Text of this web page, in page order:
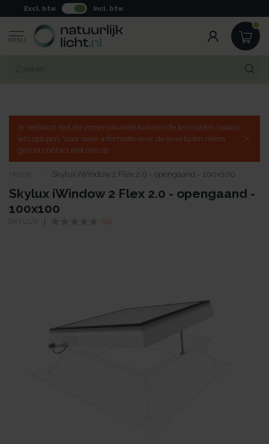
Excl. btw Incl. btw
MENU
In verband met de zomervakantie kunnen de levertijden helaas
iets oplopen. Voor meer informatie over de levertijden neem
gerust contact met ons op.
Home Skylux iWindow 2 Flex 2.0 - opengaand - 100x100
Skylux iWindow 2 Flex 2.0 - opengaand -
100x100
SKYLUX (0)